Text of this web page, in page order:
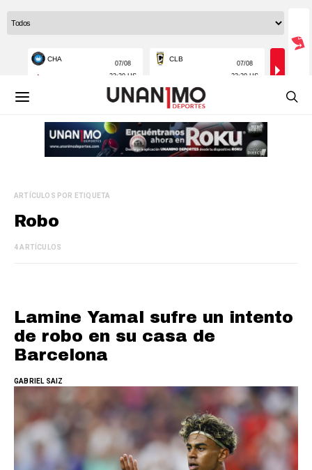
ARTÍCULOS POR ETIQUETA
Robo
4 ARTÍCULOS
Lamine Yamal sufre un intento
de robo en su casa de
Barcelona
GABRIEL SAIZ